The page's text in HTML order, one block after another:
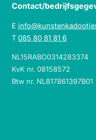
Contact/
E
T 085 80 81 81 6
NL15RABO0314283374
KvK nr. 08158572
Btw nr. NL817861397B01